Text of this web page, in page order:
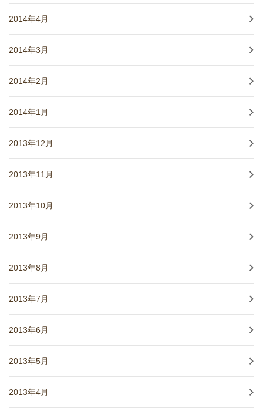
2014年4月
2014年3月
2014年2月
2014年1月
2013年12月
2013年11月
2013年10月
2013年9月
2013年8月
2013年7月
2013年6月
2013年5月
2013年4月